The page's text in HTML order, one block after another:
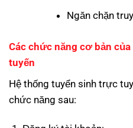
Ngăn chặn
Các chức năng cơ bản
tuyến
Hệ thống tuyển sinh trực
chức năng sau: